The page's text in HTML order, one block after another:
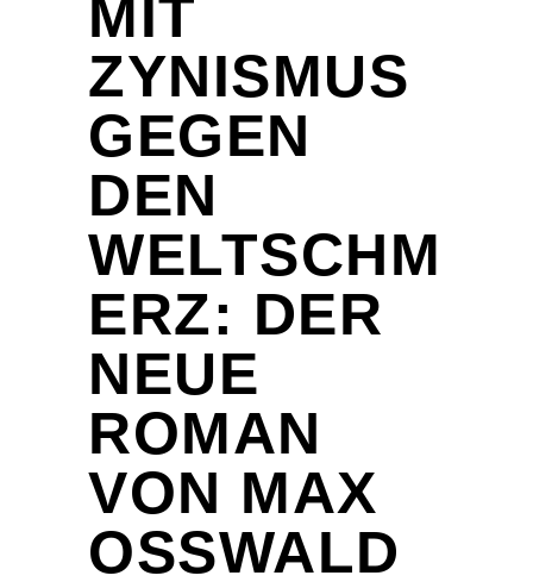
MIT
ZYNISMUS
GEGEN
DEN
WELTSCHM
ERZ: DER
NEUE
ROMAN
VON MAX
OSSWALD